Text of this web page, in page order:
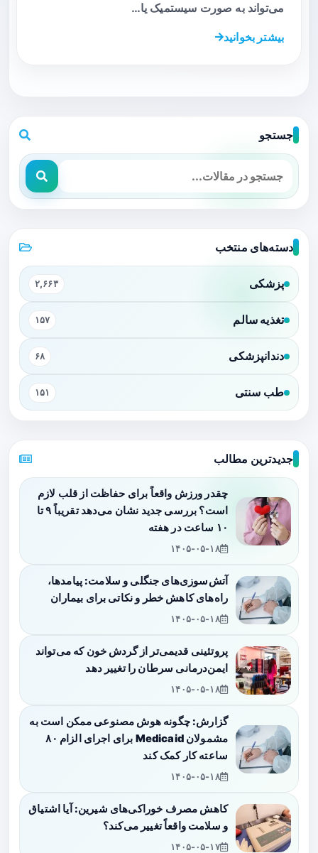
می‌تواند به صورت سیستمیک یا…
بیشتر بخوانید
جستجو
دسته‌های منتخب
پزشکی ۲,۶۶۳
تغذیه سالم ۱۵۷
دندانپزشکی ۶۸
طب سنتی ۱۵۱
جدیدترین مطالب
چقدر ورزش واقعاً برای حفاظت از قلب لازم
است؟ بررسی جدید نشان می‌دهد تقریباً ۹ تا
۱۰ ساعت در هفته
۱۴۰۵-۰۵-۱۸
آتش‌سوزی‌های جنگلی و سلامت: پیامدها،
راه‌های کاهش خطر و نکاتی برای بیماران
۱۴۰۵-۰۵-۱۸
پروتئینی قدیمی‌تر از گردش خون که می‌تواند
ایمن‌درمانی سرطان را تغییر دهد
۱۴۰۵-۰۵-۱۸
گزارش: چگونه هوش مصنوعی ممکن است به
مشمولان Medicaid برای اجرای الزام ۸۰
ساعته کار کمک کند
۱۴۰۵-۰۵-۱۸
کاهش مصرف خوراکی‌های شیرین: آیا اشتیاق
و سلامت واقعاً تغییر می‌کند؟
۱۴۰۵-۰۵-۱۷